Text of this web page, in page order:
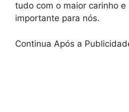
tudo com o maior carinho
importante para nós.
Continua Após a